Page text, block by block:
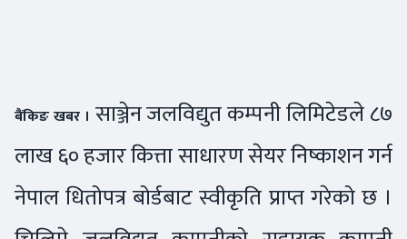
बैंकिङ खबर । साञ्जेन जलविद्युत कम्पनी लिमिटेडले ८७
लाख ६० हजार कित्ता साधारण सेयर निष्काशन गर्न
नेपाल धितोपत्र बोर्डबाट स्वीकृति प्राप्त गरेको छ ।